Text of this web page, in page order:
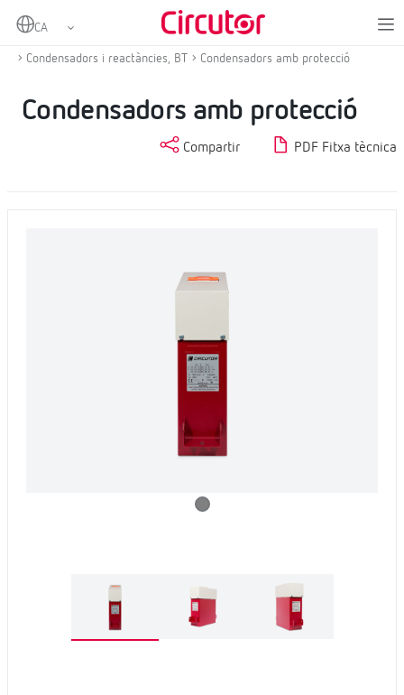
Home
Condensadors i reactàncies, BT
Condensadors amb protecció
Condensadors amb protecció
Compartir PDF Fitxa tècnica